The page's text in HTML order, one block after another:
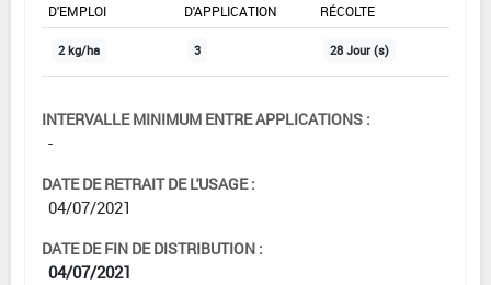
D'EMPLOI
D'APPLICATION
RÉCOLTE
2 kg/ha 3 28 Jour (s)
INTERVALLE MINIMUM ENTRE APPLICATIONS :
-
DATE DE RETRAIT DE L'USAGE :
04/07/2021
DATE DE FIN DE DISTRIBUTION :
04/07/2021